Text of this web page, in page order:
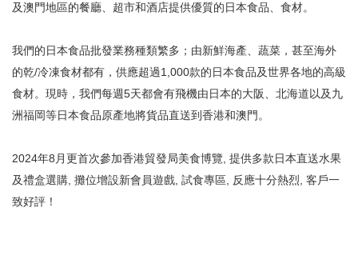
及澳門地區的餐廳、超市和酒店提供優質的日本食品、食材。
我們的日本食品批發業務種類繁多；由新鮮海產、蔬菜，甚至海外
的乾/冷凍食材都有，供應超過1,000款的日本食品及世界各地的高級
食材。現時，我們每週5天都會有飛機由日本的大阪、北海道以及九
洲福岡等日本食品原產地將貨品直送到香港和澳門。
2024年8月更首次參加香港貿發局美食博覽, 提供多款日本直送水果
及禮盒選購, 攤位增設新會員遊戲, 試食專區, 反應十分熱烈, 客戶一
致好評！